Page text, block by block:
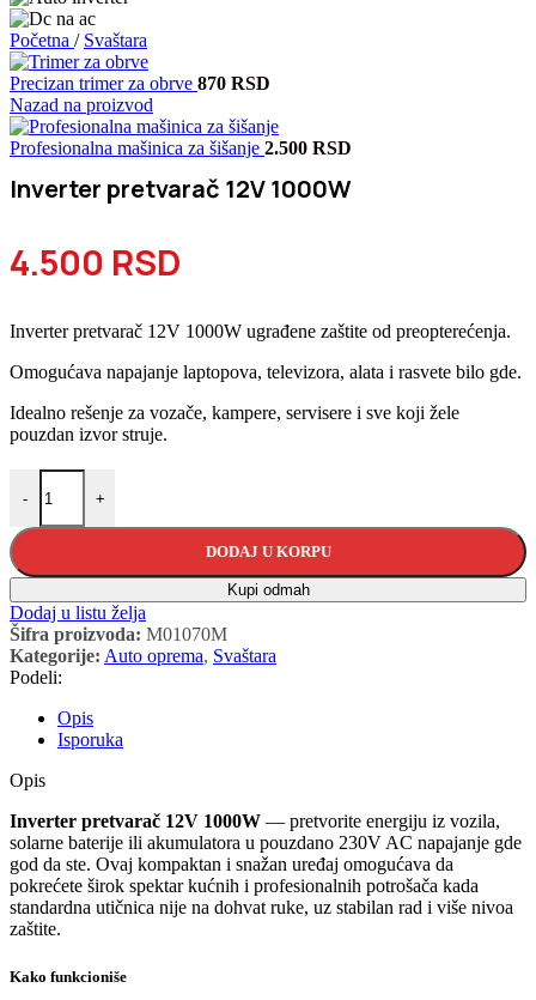
Početna / Svaštara
Precizan trimer za obrve 870 RSD
Nazad na proizvod
Profesionalna mašinica za šišanje 2.500 RSD
Inverter pretvarač 12V 1000W
4.500 RSD
Inverter pretvarač 12V 1000W ugrađene zaštite od preopterećenja.
Omogućava napajanje laptopova, televizora, alata i rasvete bilo gde.
Idealno rešenje za vozače, kampere, servisere i sve koji žele
pouzdan izvor struje.
-
Inverter pretvarač 12V 1000W količina
+
DODAJ U KORPU
Kupi odmah
Dodaj u listu želja
Šifra proizvoda: M01070M
Kategorije: Auto oprema, Svaštara
Podeli:
Opis
Isporuka
Opis
Inverter pretvarač 12V 1000W — pretvorite energiju iz vozila,
solarne baterije ili akumulatora u pouzdano 230V AC napajanje gde
god da ste. Ovaj kompaktan i snažan uređaj omogućava da
pokrećete širok spektar kućnih i profesionalnih potrošača kada
standardna utičnica nije na dohvat ruke, uz stabilan rad i više nivoa
zaštite.
Kako funkcioniše